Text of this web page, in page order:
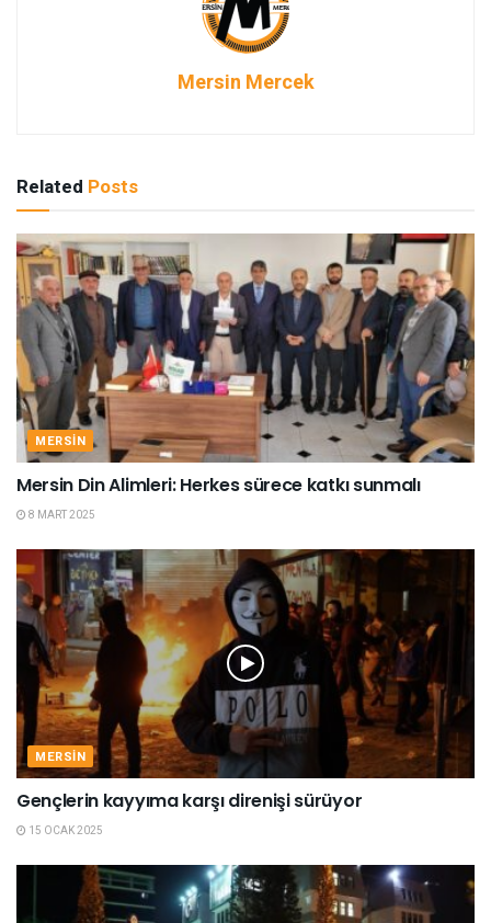
Mersin Mercek
Related Posts
MERSIN
Mersin Din Alimleri: Herkes sürece katkı sunmalı
8 MART 2025
MERSIN
Gençlerin kayyıma karşı direnişi sürüyor
15 OCAK 2025